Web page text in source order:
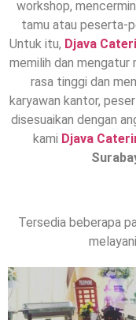
workshop,
tamu atau peserta-
Untuk itu, Djava
memilih dan mengatur
rasa tinggi dan
karyawan kantor,
disesuaikan dengan
kami Djava
Tersedia beberapa